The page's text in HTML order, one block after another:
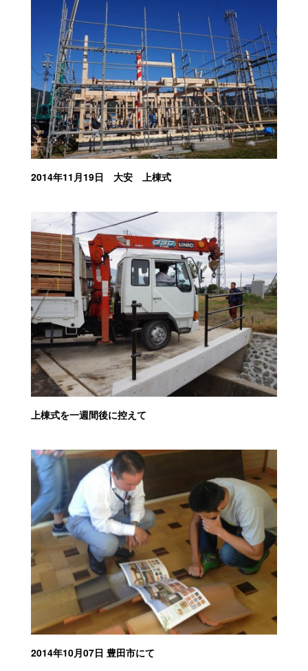
2014年11月19日 大安 上棟式
上棟式を一週間後に控えて
2014年10月07日 豊田市にて